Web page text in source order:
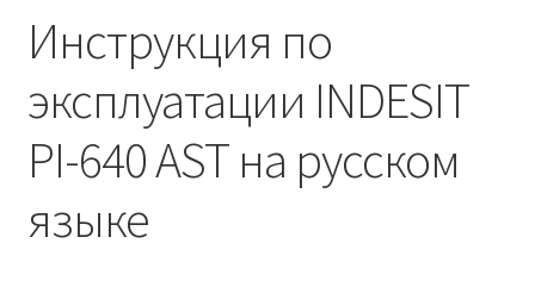
Инструкция по
эксплуатации INDESIT
PI-640 AST на русском
языке